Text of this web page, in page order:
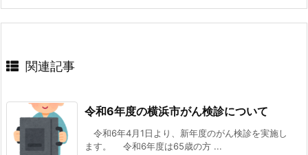
関連記事
令和6年度の横浜市がん検診について
令和6年4月1日より、新年度のがん検診を実施し
ます。 令和6年度は65歳の方 ...